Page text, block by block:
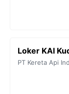
Loker KAI
PT Kereta Api